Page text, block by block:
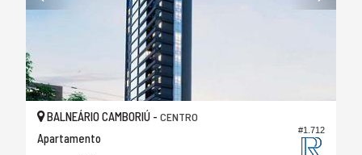
#1.712
BALNEÁRIO CAMBORIÚ - CENTRO
Apartamento